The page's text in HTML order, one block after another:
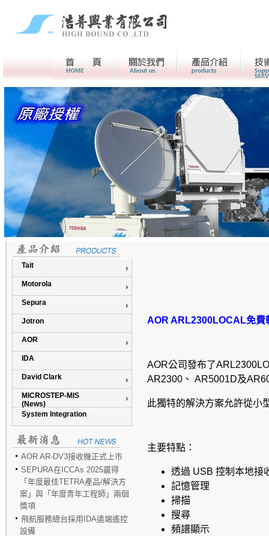
首頁 關於我們> 產品介紹
Tait
Motorola
Sepura
Jotron
AOR
IDA
David Clark
MICROSTEP-MIS
(News)
System Integration
AOR AR-DV3接收機正式上市
SEPURA在ICCAs 2025贏得
「年度最佳TETRA產品/解決方
案」與「年度青年工程師」兩個
獎項
飛航服務總台採用IDA遠端遙控
設備
AOR ARL2300LOCAL免費
AOR公司發布了
AR2300 、 AR5001D及
此獨特的解決方案允許從小
主要特點：
透過 USB 控制本地接
記憶管理
掃描
搜尋
頻譜顯示